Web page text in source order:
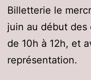
Billetterie le
juin au début des
de 10h à 12h, et
représentation.